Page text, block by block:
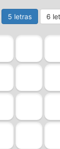
5 letras 6